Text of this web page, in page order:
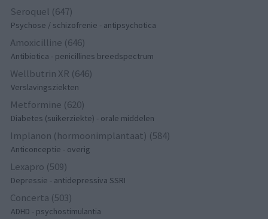
Seroquel (647)
Psychose / schizofrenie - antipsychotica
Amoxicilline (646)
Antibiotica - penicillines breedspectrum
Wellbutrin XR (646)
Verslavingsziekten
Metformine (620)
Diabetes (suikerziekte) - orale middelen
Implanon (hormoonimplantaat) (584)
Anticonceptie - overig
Lexapro (509)
Depressie - antidepressiva SSRI
Concerta (503)
ADHD - psychostimulantia